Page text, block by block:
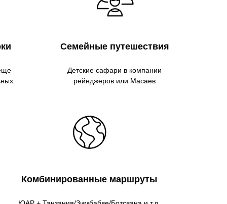
Семейные путешествия
Детские сафари в компании
рейнджеров или Масаев
Комбинированные маршруты